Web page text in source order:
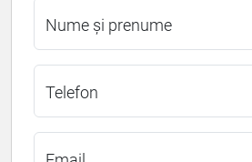
Nume și prenume
Telefon